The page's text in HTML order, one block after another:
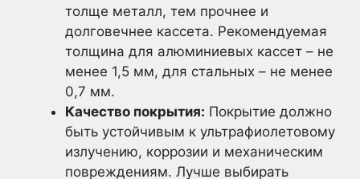
толще металл, тем прочнее и
долговечнее кассета. Рекомендуемая
толщина для алюминиевых кассет – не
менее 1,5 мм, для стальных – не менее
0,7 мм.
Качество покрытия: Покрытие должно
быть устойчивым к ультрафиолетовому
излучению, коррозии и механическим
повреждениям. Лучше выбирать